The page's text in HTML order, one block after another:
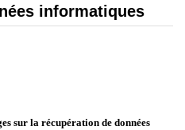
informatiques
sur la récupération de données